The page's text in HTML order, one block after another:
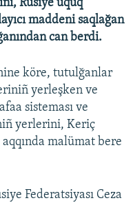
Rusiye uquq
maddeni saqlağan
can berdi.
köre, tutulğanlar
yerleşken ve
sisteması ve
yerlerini, Keriç
malümat bere
Federatsiyası Ceza